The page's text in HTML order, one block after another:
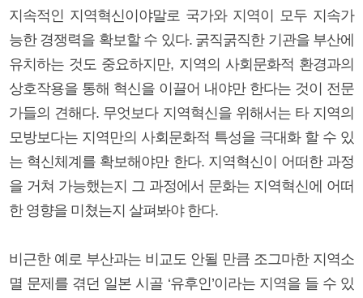
지속적인 지역혁신이야말로 국가와 지역이 모두 지속가
능한 경쟁력을 확보할 수 있다. 굵직굵직한 기관을 부산에
유치하는 것도 중요하지만, 지역의 사회문화적 환경과의
상호작용을 통해 혁신을 이끌어 내야만 한다는 것이 전문
가들의 견해다. 무엇보다 지역혁신을 위해서는 타 지역의
모방보다는 지역만의 사회문화적 특성을 극대화 할 수 있
는 혁신체계를 확보해야만 한다. 지역혁신이 어떠한 과정
을 거쳐 가능했는지 그 과정에서 문화는 지역혁신에 어떠
한 영향을 미쳤는지 살펴봐야 한다.
비근한 예로 부산과는 비교도 안될 만큼 조그마한 지역소
멸 문제를 겪던 일본 시골 ‘유후인’이라는 지역을 들 수 있